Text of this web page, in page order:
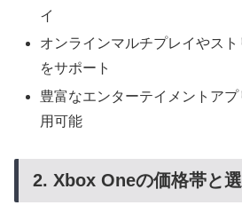
イ
オンラインマルチプレイやス
をサポート
豊富なエンターテイメントアプ
用可能
2. Xbox Oneの価格帯と